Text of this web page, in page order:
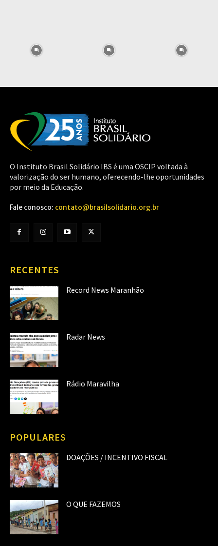
O Instituto Brasil Solidário IBS é uma OSCIP voltada à
valorização do ser humano, oferecendo-lhe oportunidades
por meio da Educação.
Fale conosco: contato@brasilsolidario.org.br
RECENTES
Record News Maranhão
Radar News
Rádio Maravilha
POPULARES
DOAÇÕES / INCENTIVO FISCAL
O QUE FAZEMOS